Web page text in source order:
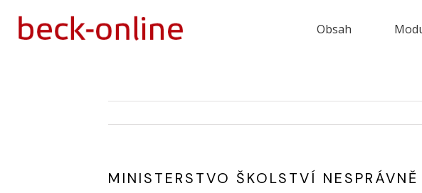
Obsah
MINISTERSTVO ŠKOLSTVÍ